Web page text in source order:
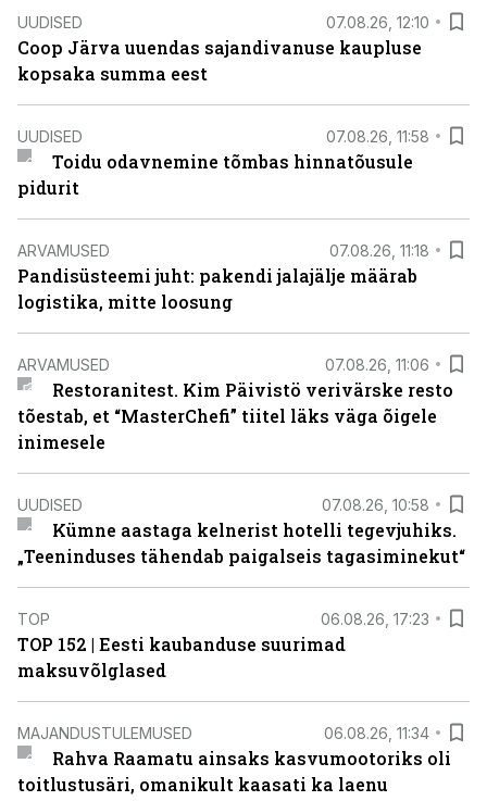
UUDISED 07.08.26, 12:10
Coop Järva uuendas sajandivanuse kaupluse
kopsaka summa eest
UUDISED 07.08.26, 11:58
Toidu odavnemine tõmbas hinnatõusule
pidurit
ARVAMUSED 07.08.26, 11:18
Pandisüsteemi juht: pakendi jalajälje määrab
logistika, mitte loosung
ARVAMUSED 07.08.26, 11:06
Restoranitest. Kim Päivistö verivärske resto
tõestab, et “MasterChefi” tiitel läks väga õigele
inimesele
UUDISED 07.08.26, 10:58
Kümne aastaga kelnerist hotelli tegevjuhiks.
„Teeninduses tähendab paigalseis tagasiminekut“
TOP 06.08.26, 17:23
TOP 152 | Eesti kaubanduse suurimad
maksuvõlglased
MAJANDUSTULEMUSED 06.08.26, 11:34
Rahva Raamatu ainsaks kasvumootoriks oli
toitlustusäri, omanikult kaasati ka laenu